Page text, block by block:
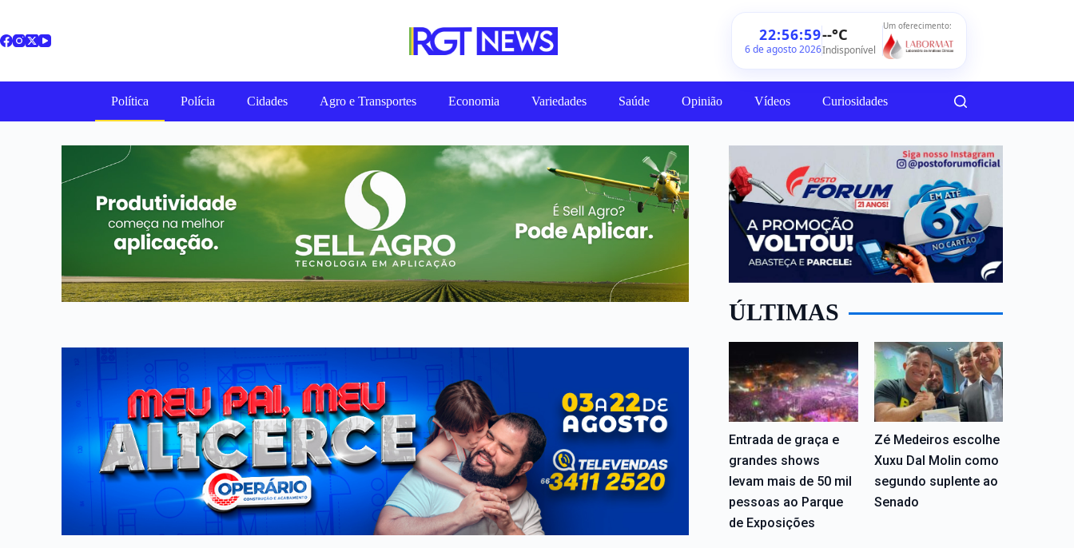
22:57:02
6 de agosto 2026
--°C
Indisponível
Um oferecimento:
Política Polícia Cidades Agro e Transportes Economia Variedades Saúde Opinião Vídeos Curiosidades
ÚLTIMAS
Entrada de graça e
grandes shows
levam mais de 50 mil
pessoas ao Parque
de Exposições
Zé Medeiros escolhe
Xuxu Dal Molin como
segundo suplente ao
Senado